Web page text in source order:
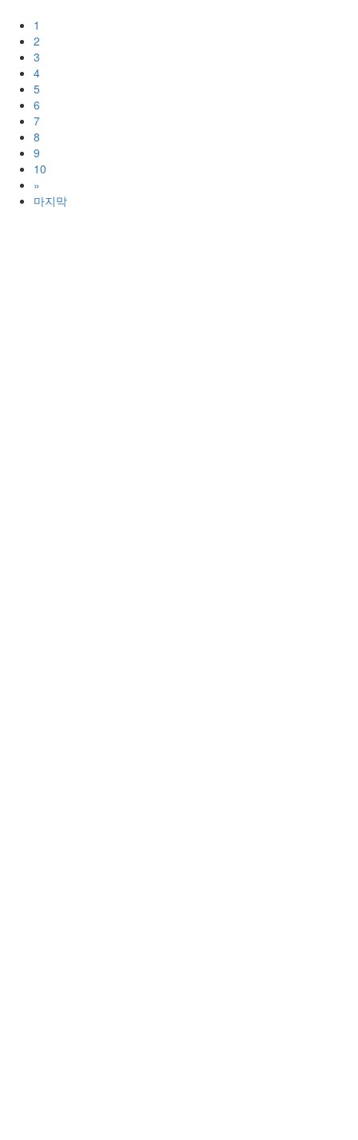
1
2
3
4
5
6
7
8
9
10
»
마지막